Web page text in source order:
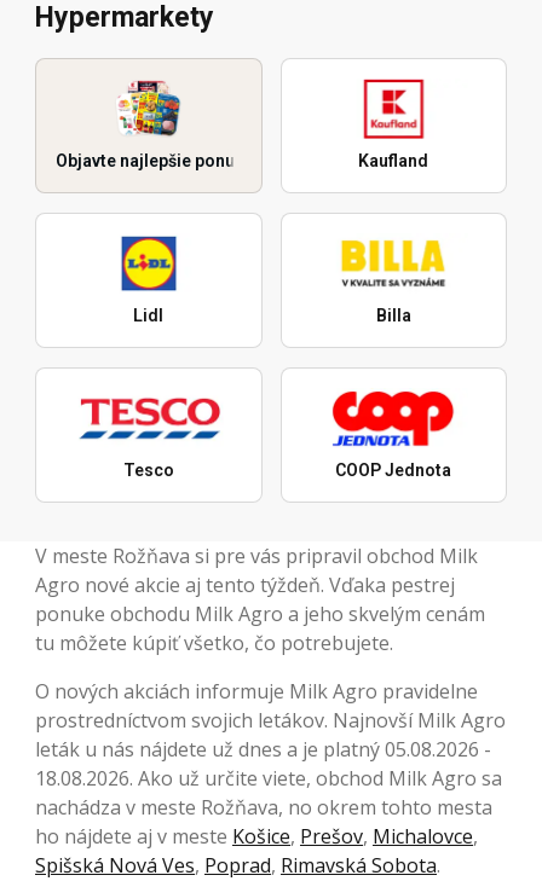
Hypermarkety
Objavte najlepšie ponuky Kaufland
Lidl Billa
Tesco COOP Jednota
V meste Rožňava si pre vás pripravil obchod Milk
Agro nové akcie aj tento týždeň. Vďaka pestrej
ponuke obchodu Milk Agro a jeho skvelým cenám
tu môžete kúpiť všetko, čo potrebujete.
O nových akciách informuje Milk Agro pravidelne
prostredníctvom svojich letákov. Najnovší Milk Agro
leták u nás nájdete už dnes a je platný 05.08.2026 -
18.08.2026. Ako už určite viete, obchod Milk Agro sa
nachádza v meste Rožňava, no okrem tohto mesta
ho nájdete aj v meste Košice, Prešov, Michalovce,
Spišská Nová Ves, Poprad, Rimavská Sobota.